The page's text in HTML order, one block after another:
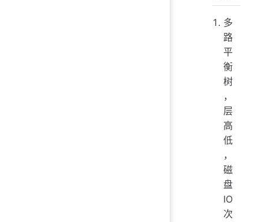
多
路
平
衡
树
，
层
高
低
，
磁
盘
IO
次